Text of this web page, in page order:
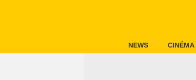
NEWS CINÉMA